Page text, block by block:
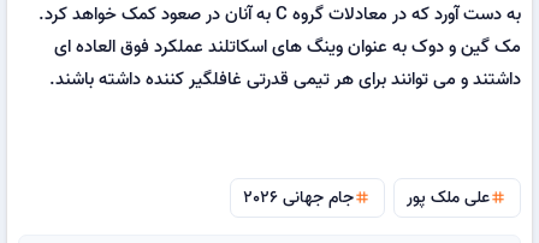
به دست آورد که در معادلات گروه C به آنان در صعود کمک خواهد کرد.
مک گین و دوک به عنوان وینگ های اسکاتلند عملکرد فوق العاده ای
داشتند و می توانند برای هر تیمی قدرتی غافلگیر کننده داشته باشند.
tagعلی ملک پور tagجام جهانی 2026